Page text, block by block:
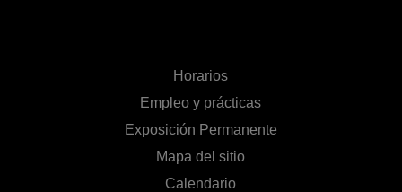
Horarios
Empleo y prácticas
Exposición Permanente
Mapa del sitio
Calendario